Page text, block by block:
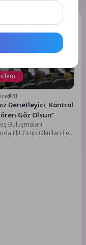
31
Denetleyici, Kontrol
Göz Olsun”
Buluşmaları
Elit Grup Okulları Fen